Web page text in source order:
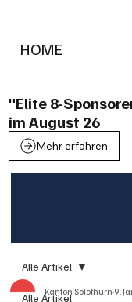
HOME
"Elite 8-
im August 26
Mehr erfahren
Alle Artikel
Alle Artikel
Kanton Solothurn9.